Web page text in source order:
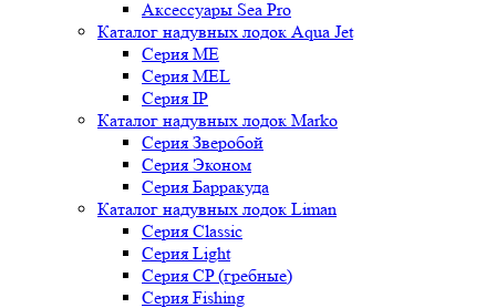
Аксессуары Sea Pro
Каталог надувных лодок Aqua Jet
Серия ME
Серия MEL
Серия IP
Каталог надувных лодок Marko
Серия Зверобой
Серия Эконом
Серия Барракуда
Каталог надувных лодок Liman
Серия Classic
Серия Light
Серия CP (гребные)
Серия Fishing